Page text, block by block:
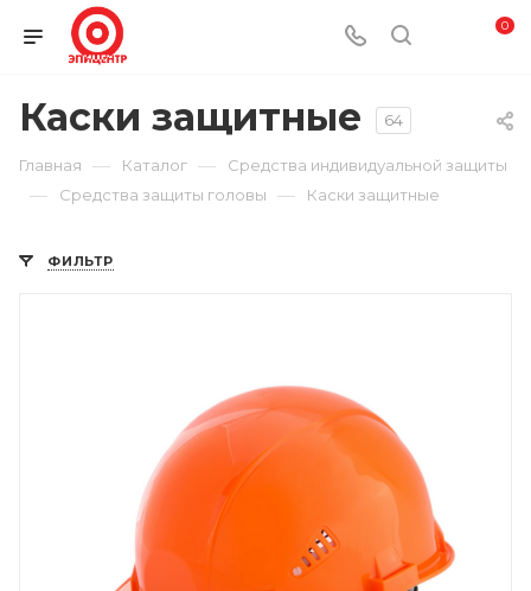
0
Каски защитные 64
Главная — Каталог — Средства индивидуальной защиты
— Средства защиты головы — Каски защитные
ФИЛЬТР